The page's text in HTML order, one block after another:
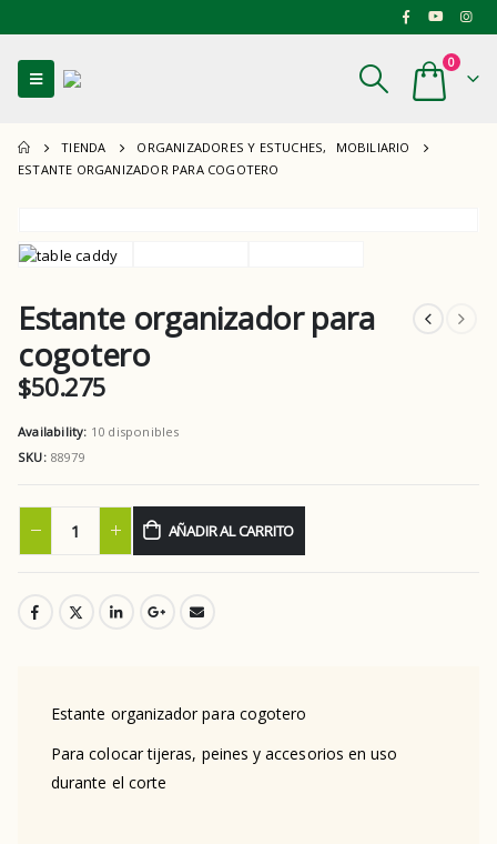
0
TIENDA ORGANIZADORES Y ESTUCHES,
MOBILIARIO
ESTANTE ORGANIZADOR PARA COGOTERO
Estante organizador para
cogotero
$50.275
Availability: 10 disponibles
SKU: 88979
AÑADIR AL CARRITO
Estante organizador para cogotero
Para colocar tijeras, peines y accesorios en uso
durante el corte